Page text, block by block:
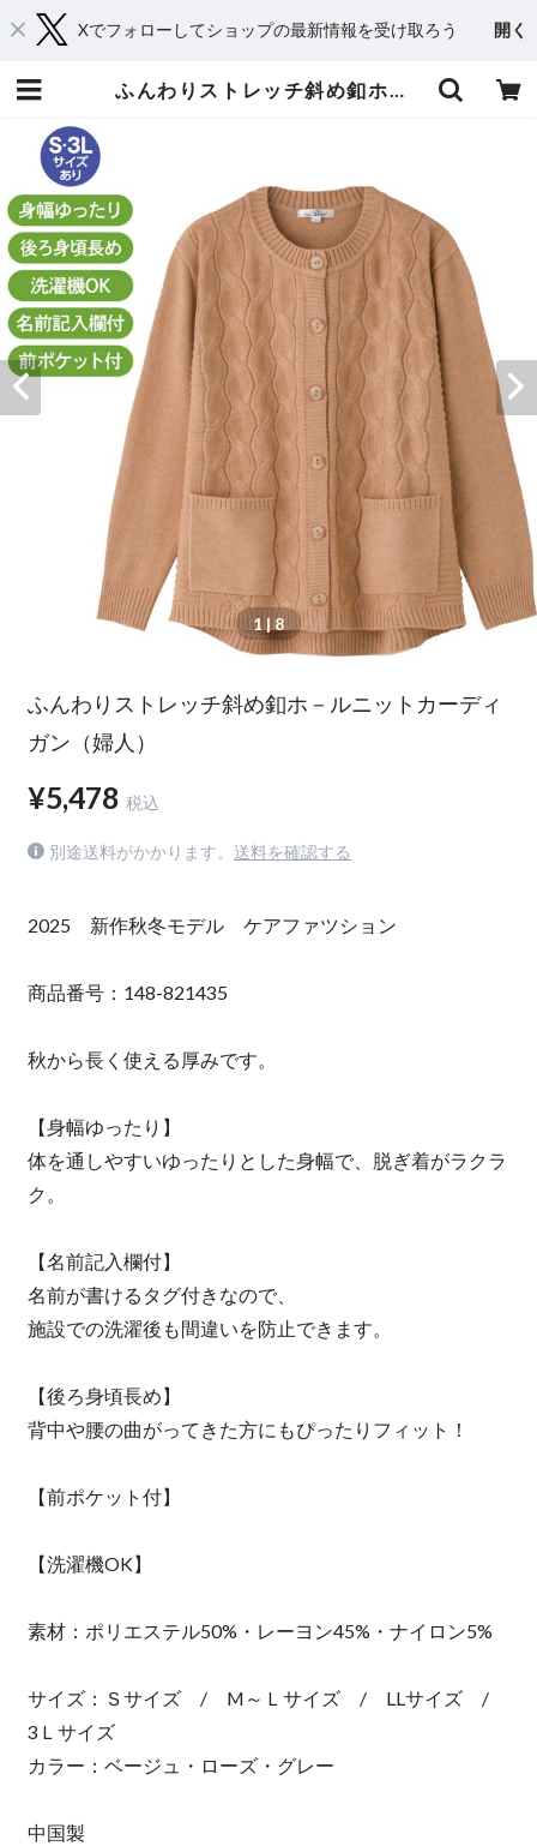
Xでフォローしてショップの最新情報を受け取ろう 開く
ふんわりストレッチ斜め釦ホ－ルニットカーディガン（婦人） | おしゃれシニアの衣料品店 コタケ
1 | 8
ふんわりストレッチ斜め釦ホ－ルニットカーディ
ガン（婦人）
¥5,478 税込
別途送料がかかります。 送料を確認する
2025 新作秋冬モデル ケアファツション
商品番号：148-821435
秋から長く使える厚みです。
【身幅ゆったり】
体を通しやすいゆったりとした身幅で、脱ぎ着がラクラ
ク。
【名前記入欄付】
名前が書けるタグ付きなので、
施設での洗濯後も間違いを防止できます。
【後ろ身頃長め】
背中や腰の曲がってきた方にもぴったりフィット！
【前ポケット付】
【洗濯機OK】
素材：ポリエステル50%・レーヨン45%・ナイロン5%
サイズ：Ｓサイズ / M～Ｌサイズ / LLサイズ /
3Ｌサイズ
カラー：ベージュ・ローズ・グレー
中国製